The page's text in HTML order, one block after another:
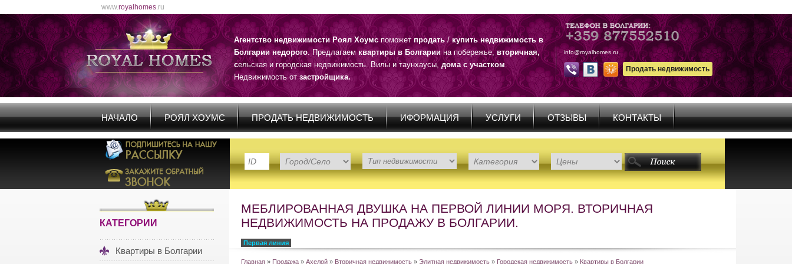
www.royalhomes.ru
Агентство недвижимости Роял Хоумспоможетпродать/купить недвижимость в
Болгарии недорого. Предлагаемквартиры в Болгариина побережье,вторичная,
сельская и городская недвижимость. Вилы и таунхаусы, дома с участком.
Недвижимость отзастройщика.
info@royalhomes.ru
Продать недвижимость
НАЧАЛО РОЯЛ ХОУМС ПРОДАТЬ НЕДВИЖИМОСТЬ ИФОРМАЦИЯ УСЛУГИ ОТЗЫВЫ КОНТАКТЫ
КАТЕГОРИИ
Квартиры в Болгарии
МЕБЛИРОВАННАЯ ДВУШКА НА ПЕРВОЙ ЛИНИИ МОРЯ. ВТОРИЧНАЯ
НЕДВИЖИМОСТЬ НА ПРОДАЖУ В БОЛГАРИИ.
Первая линия
Главная » Продажа » Ахелой » Вторичная недвижимость » Элитная недвижимость » Городская недвижимость » Квартиры в Болгарии